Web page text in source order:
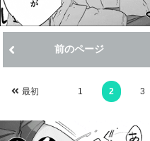
前のページ
最初 1 2 3